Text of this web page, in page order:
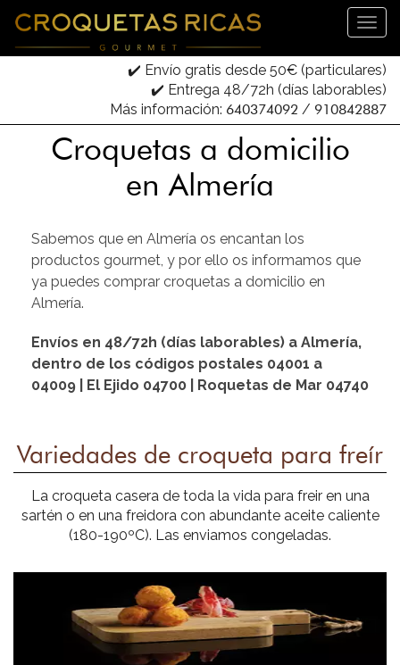
✔️ Envío gratis desde 50€ (particulares)
✔️ Entrega 48/72h (días laborables)
Más información: 640374092 / 910842887
Croquetas a domicilio
en Almería
Sabemos que en Almería os encantan los
productos gourmet, y por ello os informamos que
ya puedes comprar croquetas a domicilio en
Almería.
Envíos en 48/72h (días laborables) a Almería,
dentro de los códigos postales 04001 a
04009 | El Ejido 04700 | Roquetas de Mar 04740
Variedades de croqueta para freír
La croqueta casera de toda la vida para freir en una
sartén o en una freidora con abundante aceite caliente
(180-190ºC). Las enviamos congeladas.